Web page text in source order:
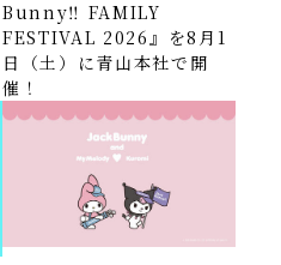
Bunny‼ FAMILY
FESTIVAL 2026』を8月1
日（土）に青山本社で開
催！